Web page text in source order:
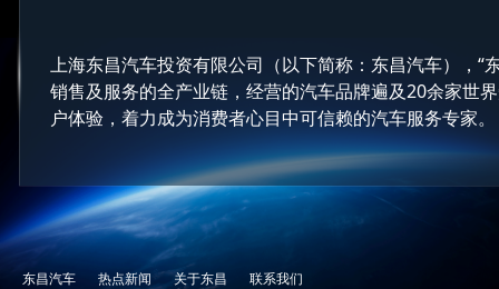
上海东昌汽车投资有限公司（以下简称：东昌汽车），
销售及服务的全产业链，经营的汽车品牌遍及20余家世
户体验，着力成为消费者心目中可信赖的汽车服务专家。
东昌汽车 热点新闻 关于东昌
联系我们